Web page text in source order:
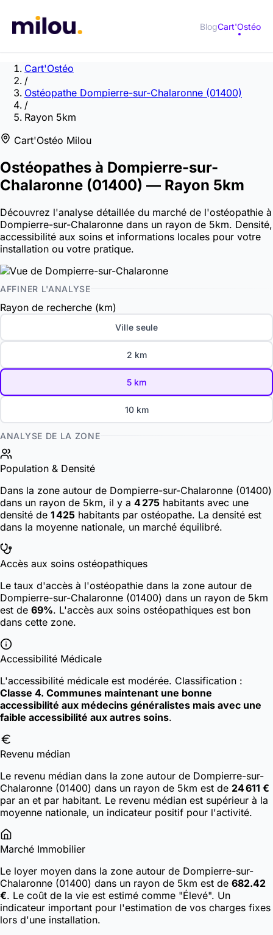
BlogCart'Ostéo
Cart'Ostéo
/
Ostéopathe Dompierre-sur-Chalaronne (01400)
/
Rayon 5km
Cart'Ostéo Milou
Ostéopathes à Dompierre-sur-
Chalaronne (01400) — Rayon 5km
Découvrez l'analyse détaillée du marché de l'ostéopathie à
Dompierre-sur-Chalaronne dans un rayon de 5km. Densité,
accessibilité aux soins et informations locales pour votre
installation ou votre pratique.
AFFINER L'ANALYSE
Rayon de recherche (km)
Ville seule
2 km
5 km
10 km
ANALYSE DE LA ZONE
Population & Densité
Dans la zone autour de Dompierre-sur-Chalaronne (01400)
dans un rayon de 5km, il y a 4 275 habitants avec une
densité de 1 425 habitants par ostéopathe. La densité est
dans la moyenne nationale, un marché équilibré.
Accès aux soins ostéopathiques
Le taux d'accès à l'ostéopathie dans la zone autour de
Dompierre-sur-Chalaronne (01400) dans un rayon de 5km
est de 69%. L'accès aux soins ostéopathiques est bon
dans cette zone.
Accessibilité Médicale
L'accessibilité médicale est modérée. Classification :
Classe 4. Communes maintenant une bonne
accessibilité aux médecins généralistes mais avec une
faible accessibilité aux autres soins.
Revenu médian
Le revenu médian dans la zone autour de Dompierre-sur-
Chalaronne (01400) dans un rayon de 5km est de 24 611 €
par an et par habitant. Le revenu médian est supérieur à la
moyenne nationale, un indicateur positif pour l'activité.
Marché Immobilier
Le loyer moyen dans la zone autour de Dompierre-sur-
Chalaronne (01400) dans un rayon de 5km est de 682.42
€. Le coût de la vie est estimé comme "Élevé". Un
indicateur important pour l'estimation de vos charges fixes
lors d'une installation.